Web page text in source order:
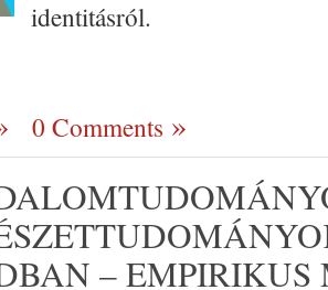
identitásról.
0 Comments
– EMPIRIKUS